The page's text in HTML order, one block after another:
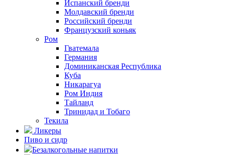
Испанский бренди
Молдавский бренди
Российский бренди
Французский коньяк
Ром
Гватемала
Германия
Доминиканская Республика
Куба
Никарагуа
Ром Индия
Тайланд
Тринидад и Тобаго
Текила
Ликеры
Пиво и сидр
Безалкогольные напитки